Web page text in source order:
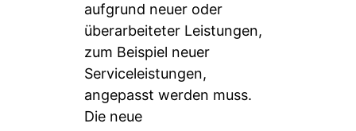
aufgrund neuer oder
überarbeiteter Leistungen,
zum Beispiel neuer
Serviceleistungen,
angepasst werden muss.
Die neue